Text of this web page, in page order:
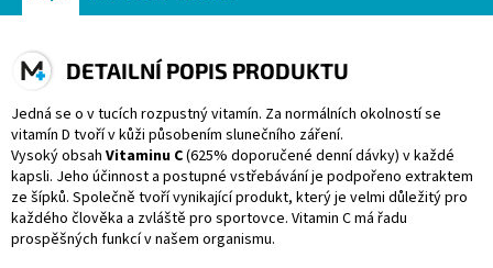
DETAILNÍ POPIS PRODUKTU
Jedná se o v tucích rozpustný vitamín. Za normálních okolností se
vitamín D tvoří v kůži působením slunečního záření.
Vysoký obsah Vitaminu C(625% doporučené denní dávky) v každé
kapsli. Jeho účinnost a postupné vstřebávání je podpořeno extraktem
ze šípků. Společně tvoří vynikající produkt, který je velmi důležitý pro
každého člověka a zvláště pro sportovce. Vitamin C má řadu
prospěšných funkcí v našem organismu.